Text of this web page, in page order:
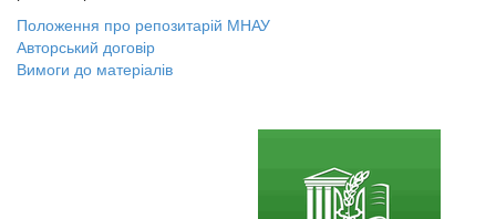
Положення про репозитарій МНАУ
Авторський договір
Вимоги до матеріалів